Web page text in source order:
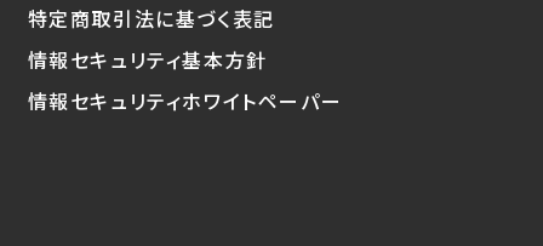
特定商取引法に基づく表記
情報セキュリティ基本方針
情報セキュリティホワイトペーパー